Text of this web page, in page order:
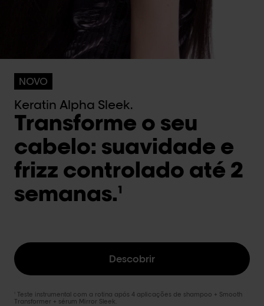
NOVO
Keratin Alpha Sleek.
Transforme o seu
cabelo: suavidade e
frizz controlado até 2
semanas.1
Descobrir
Teste instrumental com a rotina após 4 aplicações de shampoo + Smooth
Transformer + sérum Mirror Sleek.